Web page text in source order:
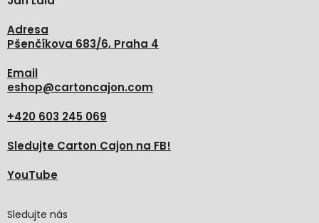
Adresa
Pšenčíkova 683/6, Praha 4
Email
eshop@cartoncajon.com
+420 603 245 069
Sledujte Carton Cajon na FB!
YouTube
Sledujte nás